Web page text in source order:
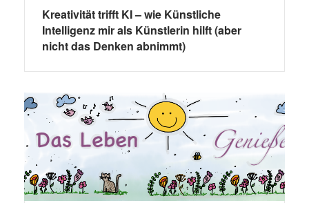
Kreativität trifft KI – wie Künstliche
Intelligenz mir als Künstlerin hilft (aber
nicht das Denken abnimmt)